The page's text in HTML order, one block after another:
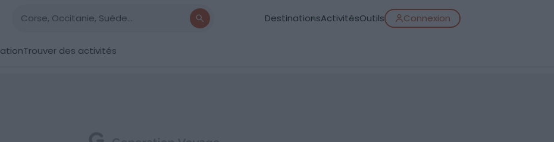
DestinationsActivitésOutils Connexion
Trouver des activités